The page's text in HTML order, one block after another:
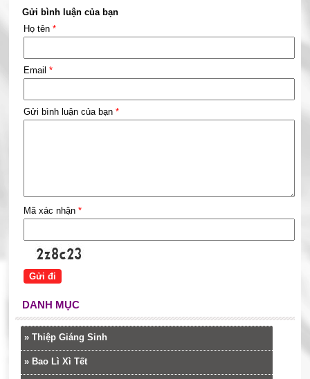
Gửi bình luận của bạn
Họ tên *
Email *
Gửi bình luận của bạn *
Mã xác nhận *
DANH MỤC
» Thiệp Giáng Sinh
» Bao Lì Xì Tết